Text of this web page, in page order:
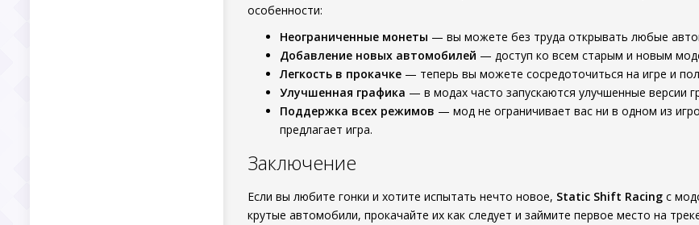
особенности:
Неограниченные монеты — вы можете без труда открывать любые
Добавление новых автомобилей — доступ ко всем старым и новым
Легкость в прокачке — теперь вы можете сосредоточиться на игре и
Улучшенная графика — в модах часто запускаются улучшенные версии
Поддержка всех режимов — мод не ограничивает вас ни в одном из
предлагает игра.
Заключение
Если вы любите гонки и хотите испытать нечто новое, Static Shift Racing с
крутые автомобили, прокачайте их как следует и займите первое место на